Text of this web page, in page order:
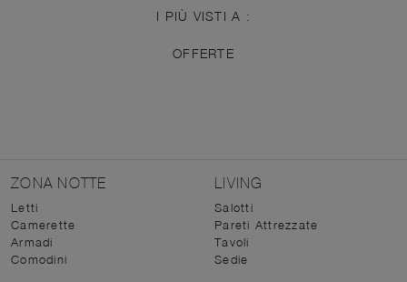
I PIÙ VISTI A :
OFFERTE
ZONA NOTTE
Letti
Camerette
Armadi
Comodini
LIVING
Salotti
Pareti Attrezzate
Tavoli
Sedie